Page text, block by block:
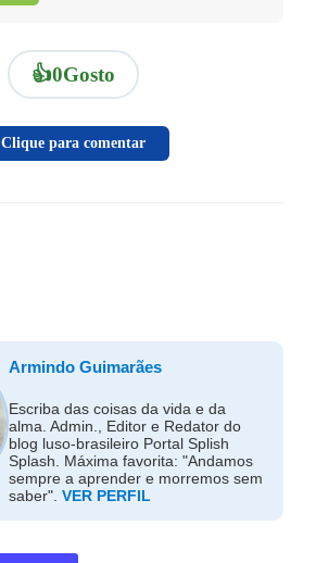
👍0Gosto
Clique para comentar
Armindo Guimarães
Escriba das coisas da vida e da
alma. Admin., Editor e Redator do
blog luso-brasileiro Portal Splish
Splash. Máxima favorita: "Andamos
sempre a aprender e morremos sem
saber". VER PERFIL